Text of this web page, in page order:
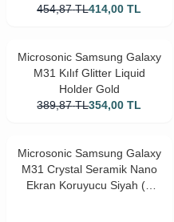
454,87 TL414,00 TL
Microsonic Samsung Galaxy
M31 Kılıf Glitter Liquid
Holder Gold
389,87 TL354,00 TL
Microsonic Samsung Galaxy
M31 Crystal Seramik Nano
Ekran Koruyucu Siyah (2